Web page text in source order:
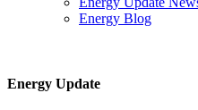
Energy Blog
Energy Update